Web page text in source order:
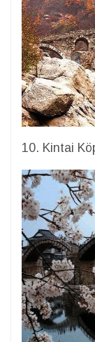
10. Kintai